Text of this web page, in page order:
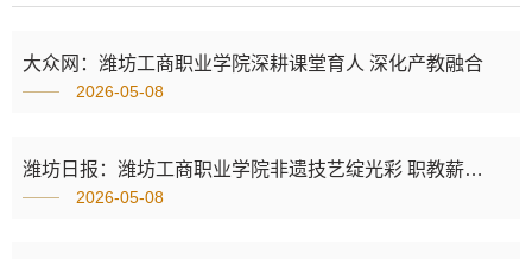
大众网：潍坊工商职业学院深耕课堂育人 深化产教融合
2026-05-08
潍坊日报：潍坊工商职业学院非遗技艺绽光彩 职教薪火永相传
2026-05-08